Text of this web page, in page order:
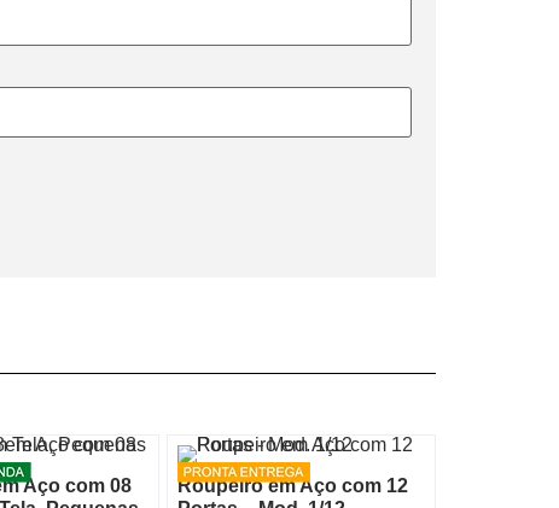
Aço com 08
Roupeiro em Aço com 12